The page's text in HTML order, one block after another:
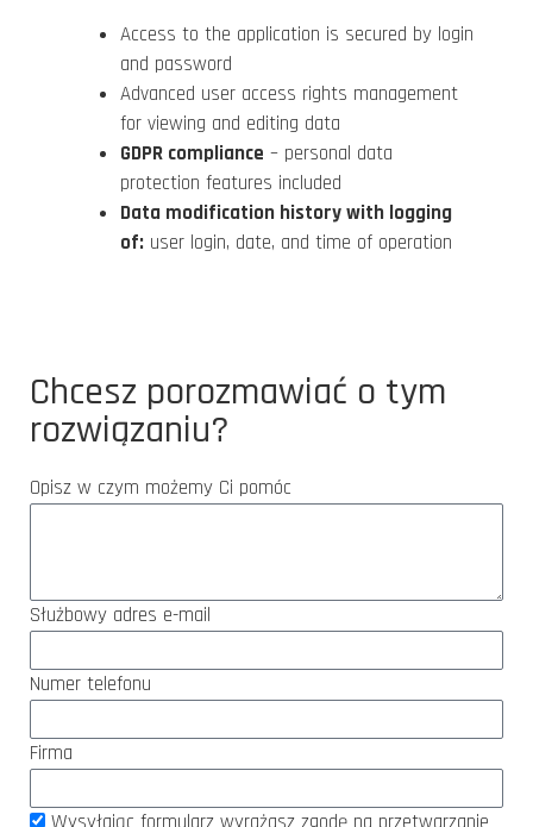
Access to the application is secured by login
and password
Advanced user access rights management
for viewing and editing data
GDPR compliance – personal data
protection features included
Data modification history with logging
of: user login, date, and time of operation
Chcesz porozmawiać o tym
rozwiązaniu?
Opisz w czym możemy Ci pomóc
Służbowy adres e-mail
Numer telefonu
Firma
Wysyłając formularz wyrażasz zgodę na przetwarzanie